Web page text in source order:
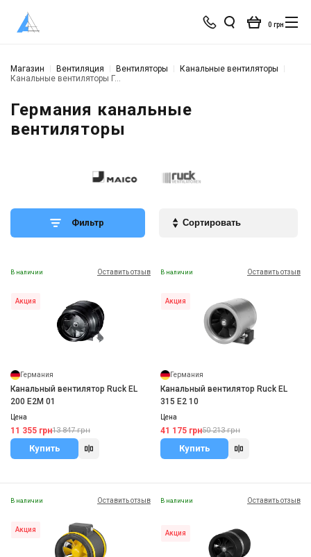
0 грн
Магазин Вентиляция Вентиляторы
Канальные вентиляторы
Канальные вентиляторы Германия
Германия канальные
вентиляторы
Фильтр
В наличии Оставить отзыв
Акция
Германия
Канальный вентилятор Ruck EL
200 E2M 01
Цена
11 355 грн13 847 грн
Купить
В наличии Оставить отзыв
Акция
Германия
Канальный вентилятор Ruck EL
315 E2 10
Цена
41 175 грн50 213 грн
Купить
В наличии Оставить отзыв
Акция
В наличии Оставить отзыв
Акция